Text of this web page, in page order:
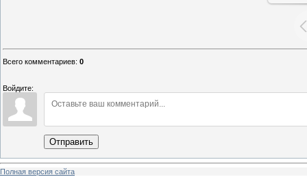
Всего комментариев: 0
Войдите:
Отправить
Полная версия сайта